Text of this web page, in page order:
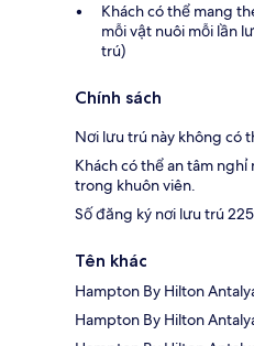
Khách có thể mang
mỗi vật nuôi mỗi lần
trú)
Chính sách
Nơi lưu trú này không có
Khách có thể an tâm
trong khuôn viên.
Số đăng ký nơi lưu trú
Tên khác
Hampton By Hilton
Hampton By Hilton